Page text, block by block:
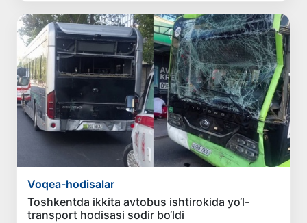
Voqea-hodisalar
Toshkentda ikkita avtobus ishtirokida yo‘l-
transport hodisasi sodir bo‘ldi